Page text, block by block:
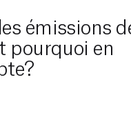
émissions
pourquoi en